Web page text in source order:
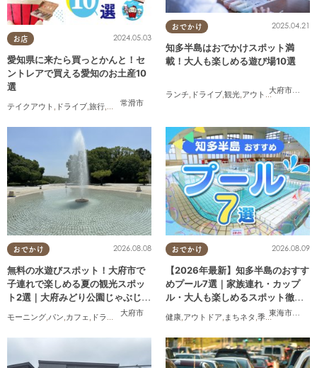
お店
常滑市
2024.05.03
愛知県に来たら買っとかんと！セ
ントレアで買える愛知のお土産10
選
テイクアウト , ドライブ,旅行,観光,家族,
おでかけ
大府市
,東浦
2025.04.21
知多半島はおでかけスポット満
載！大人も楽しめる遊び場10選
ランチ ドライブ 観光 アウトドア , 親子,
おでかけ
大府市
2026.08.08
無料の水遊びスポット！大府市で
子連れで楽しめる夏の観光スポッ
ト2選｜大府みどり公園じゃぶじゃ
ぶ池、ぱんやSUNとえふ
モーニング,パン,カフェ, ドライブ ,観光, 行ってみたレポ, KURUTOHP
おでかけ
東海市
,大府
2026.08.09
【2026年最新】知多半島のおすす
めプール7選｜家族連れ・カップ
ル・大人も楽しめるスポット徹底
ガイド
健康,アウトドア, まちネタ ,季節ネタ , まとめ